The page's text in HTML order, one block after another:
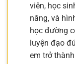
viên, học
năng, và
học đường
luyện đạo
em trở